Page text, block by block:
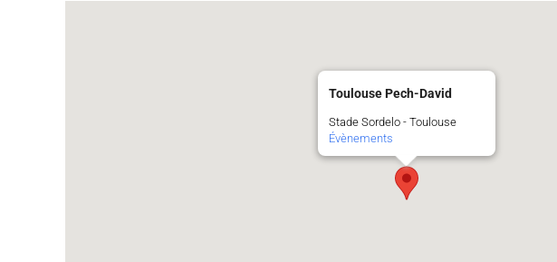
Toulouse Pech-David
Stade Sordelo - Toulouse
Évènements